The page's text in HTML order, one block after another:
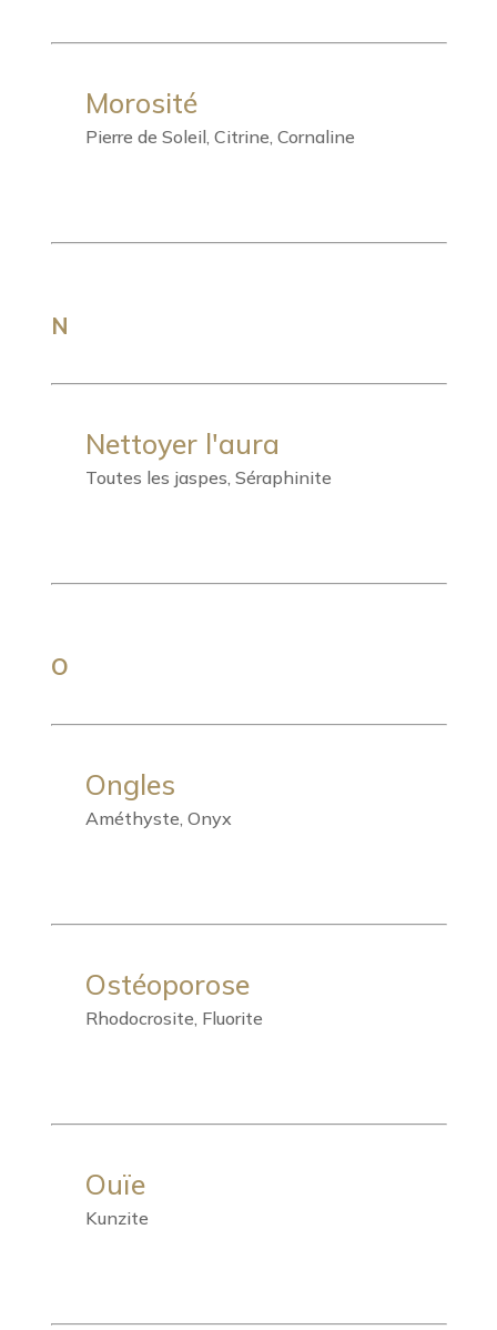
Morosité
Pierre de Soleil, Citrine, Cornaline
N
Nettoyer l'aura
Toutes les jaspes, Séraphinite
O
Ongles
Améthyste, Onyx
Ostéoporose
Rhodocrosite, Fluorite
Ouïe
Kunzite